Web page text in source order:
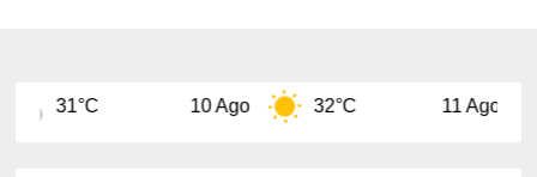
10 Ago 32°C 11 Ago 29°C